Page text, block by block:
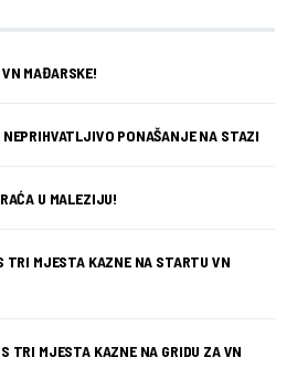
MAĐARSKE!
PONAŠANJE NA STAZI
U MALEZIJU!
TRI MJESTA KAZNE NA STARTU VN
TRI MJESTA KAZNE NA GRIDU ZA VN